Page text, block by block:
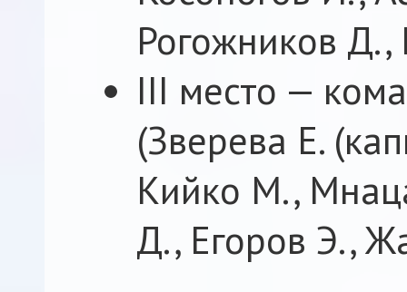
Рогожников
III место —
(Зверева Е.
Кийко М.,
Д., Егоров Э.,